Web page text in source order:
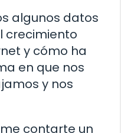
algunos datos
crecimiento
y cómo ha
en que nos
y nos
contarte un